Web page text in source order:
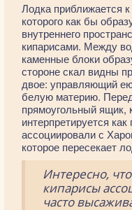
Лодка приближается
которого как бы
внутреннего
кипарисами. Между
каменные блоки
стороне скал видны
двое: управляющий
белую материю.
прямоугольный ящик,
интерпретируется
ассоциировали с
которое пересекает
Интересно,
кипарисы
часто